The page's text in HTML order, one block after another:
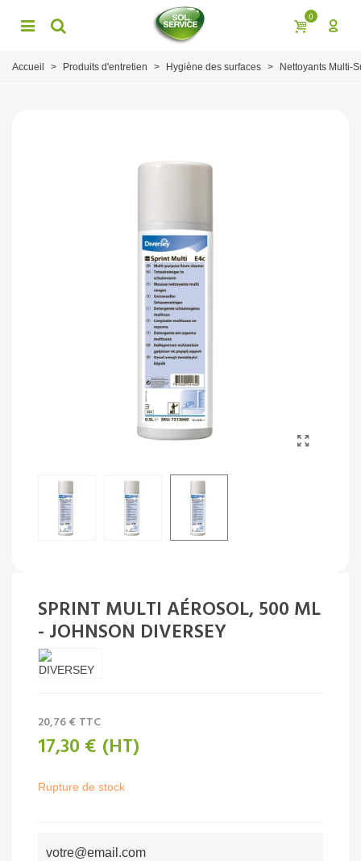
0
Accueil > Produits d'entretien > Hygiène des surfaces > Nettoyants Multi-
SPRINT MULTI AÉROSOL, 500 ML
- JOHNSON DIVERSEY
20,76 € TTC
17,30 € (HT)
Rupture de stock